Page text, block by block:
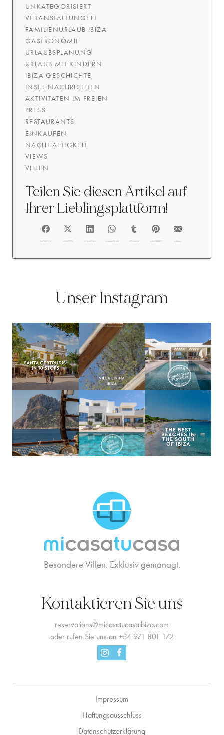
UNKATEGORISIERT
VERANSTALTUNGEN
FAMILIENURLAUB IBIZA
GASTRONOMIE
URLAUBSPLANUNG
URLAUB MIT KINDERN
IBIZA GESCHICHTE
INSEL-NACHRICHTEN
AKTIVITATEN IM FREIEN
PRESS
RESTAURANTS
EINKAUFEN
NACHHALTIGKEIT
VIEWS
VILLEN
Teilen Sie diesen Artikel auf
Ihrer Lieblingsplattform!
FACEBOOK @TWITTER @LINKEDIN @WHATSAPP @TUMBLR @PINTEREST @EMAIL
Unser Instagram
Besondere Villen. Exklusiv gemanagt.
Kontaktieren Sie uns
reservations@micasatucasaibiza.com
oder rufen Sie uns an +34 971 801 172
InstagramFacebook
Impressum
Haftungsausschluss
Datenschutzerklärung